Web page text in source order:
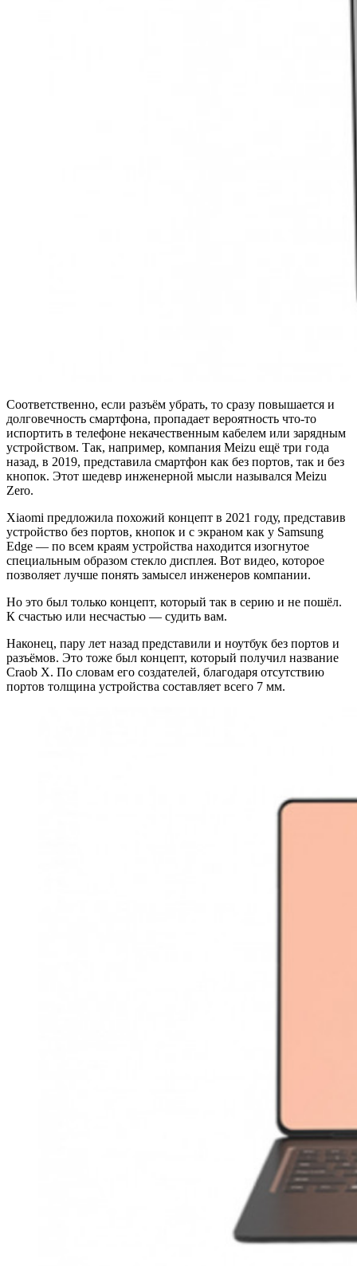
Соответственно, если разъём убрать, то сразу повышается и
долговечность смартфона, пропадает вероятность что-то
испортить в телефоне некачественным кабелем или зарядным
устройством. Так, например, компания Meizu ещё три года
назад, в 2019, представила смартфон как без портов, так и без
кнопок. Этот шедевр инженерной мысли назывался Meizu
Zero.
Xiaomi предложила похожий концепт в 2021 году, представив
устройство без портов, кнопок и с экраном как у Samsung
Edge ― по всем краям устройства находится изогнутое
специальным образом стекло дисплея. Вот видео, которое
позволяет лучше понять замысел инженеров компании.
Но это был только концепт, который так в серию и не пошёл.
К счастью или несчастью ― судить вам.
Наконец, пару лет назад представили и ноутбук без портов и
разъёмов. Это тоже был концепт, который получил название
Craob X. По словам его создателей, благодаря отсутствию
портов толщина устройства составляет всего 7 мм.